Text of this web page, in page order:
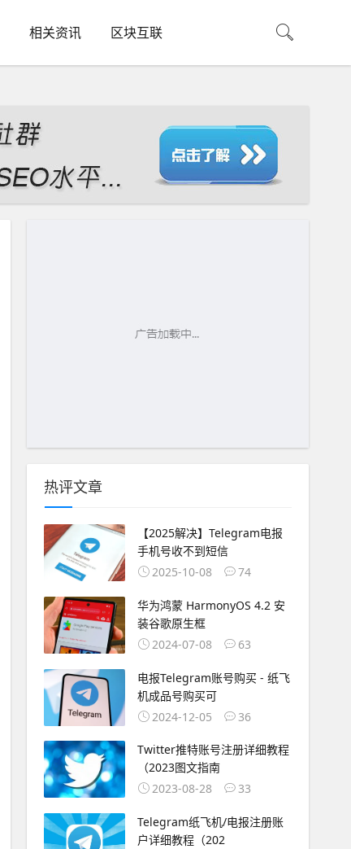
相关资讯 区块互联
热评文章
【2025解决】Telegram电报
手机号收不到短信
2025-10-08
74
华为鸿蒙 HarmonyOS 4.2 安
装谷歌原生框
2024-07-08
63
电报Telegram账号购买 - 纸飞
机成品号购买可
2024-12-05
36
Twitter推特账号注册详细教程
（2023图文指南
2023-08-28
33
Telegram纸飞机/电报注册账
户详细教程（202